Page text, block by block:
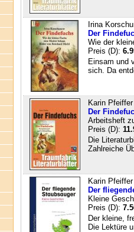
Irina
Der
Wie der
Preis (D):
Einsam und
sich. Da
Karin Pfeiffer
Der
Arbeitsheft
Preis (D):
Die
Zahlreiche
Karin Pfeiffer
Der
Kleine
Preis (D):
Der kleine,
Die Lektüre